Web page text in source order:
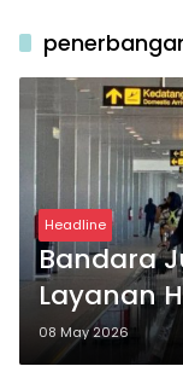
Headline
Bandara
Layanan
Berjalan
08 May 2026